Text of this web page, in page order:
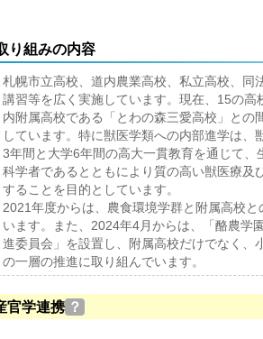
り組みの内容
札幌市立高校、道内農業高校、私立高校、同
講習等を広く実施しています。現在、15の
内附属高校である「とわの森三愛高校」と
しています。特に獣医学類への内部進学は
3年間と大学6年間の高大一貫教育を通じて、
科学者であるとともにより質の高い獣医療
することを目的としています。
2021年度からは、農食環境学群と附属高校
います。また、2024年4月からは、「酪農学
進委員会」を設置し、附属高校だけでなく、
の一層の推進に取り組んでいます。
官学連携 ？